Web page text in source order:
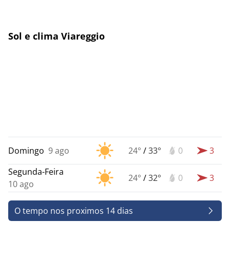
Sol e clima Viareggio
Domingo 9 ago 24° /33° 0
3
Segunda-Feira
10 ago
24° /32° 0 3
O tempo nos proximos 14 dias